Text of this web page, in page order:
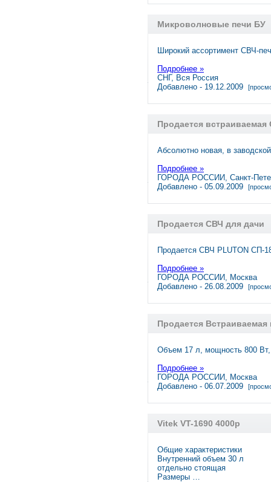
Микроволновые печи БУ
Широкий ассортимент СВЧ-
Подробнее »
СНГ, Вся Россия
Добавлено - 19.12.2009
Продается
Абсолютно новая, в
Подробнее »
ГОРОДА РОССИИ, Санкт-
Добавлено - 05.09.2009
Продается СВЧ для дачи
Продается СВЧ PLUTON СП-
Подробнее »
ГОРОДА РОССИИ, Москва
Добавлено - 26.08.2009
Продается Встраиваемая
Объем 17 л, мощность 800
Подробнее »
ГОРОДА РОССИИ, Москва
Добавлено - 06.07.2009
Vitek VT-1690 4000р
Общие характеристики
Внутренний объем 30 л
отдельно стоящая
Размеры …